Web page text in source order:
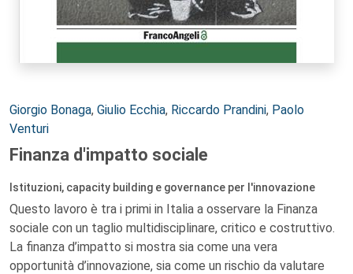
Autori:
Giorgio Bonaga, Giulio Ecchia, Riccardo Prandini, Paolo
Venturi
Finanza d'impatto sociale
Istituzioni, capacity building e governance per l'innovazione
Questo lavoro è tra i primi in Italia a osservare la Finanza
sociale con un taglio multidisciplinare, critico e costruttivo.
La finanza d’impatto si mostra sia come una vera
opportunità d’innovazione, sia come un rischio da valutare